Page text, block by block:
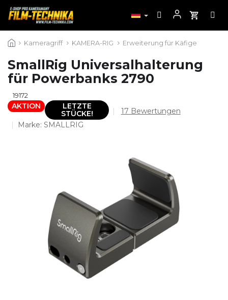
Inhalt Kameragriff KAMERA-RIG Erweiterung für Käfige
SmallRig Universalhalterung
für Powerbanks 2790
19172
AKTION
LETZTE
STÜCKE!
Die
von
Sternen.
17 Bewertungen
Marke: SMALLRIG